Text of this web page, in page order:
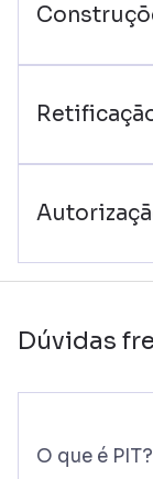
Dúvidas
O que é PIT?